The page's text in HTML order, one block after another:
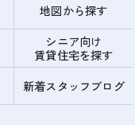
地図から探す
シニア向け
賃貸住宅を探す
新着スタッフブログ